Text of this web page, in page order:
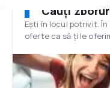
Cauți
Ești în locul potrivit.
oferte ca să ți le